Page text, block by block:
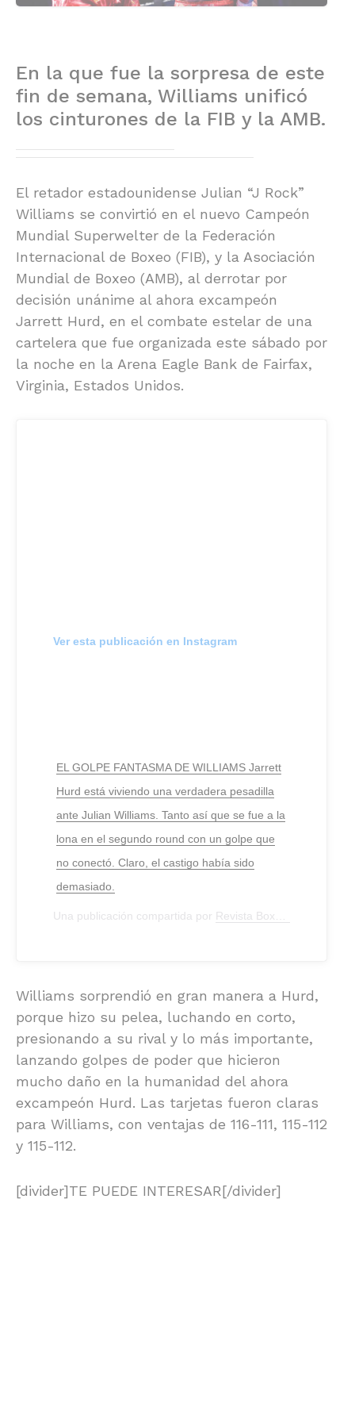
En la que fue la sorpresa de este
fin de semana, Williams unificó
los cinturones de la FIB y la AMB.
El retador estadounidense Julian “J Rock”
Williams se convirtió en el nuevo Campeón
Mundial Superwelter de la Federación
Internacional de Boxeo (FIB), y la Asociación
Mundial de Boxeo (AMB), al derrotar por
decisión unánime al ahora excampeón
Jarrett Hurd, en el combate estelar de una
cartelera que fue organizada este sábado por
la noche en la Arena Eagle Bank de Fairfax,
Virginia, Estados Unidos.
Ver esta publicación en Instagram
EL GOLPE FANTASMA DE WILLIAMS Jarrett
Hurd está viviendo una verdadera pesadilla
ante Julian Williams. Tanto así que se fue a la
lona en el segundo round con un golpe que
no conectó. Claro, el castigo había sido
demasiado.
Una publicación compartida por Revista Boxeadores
Williams sorprendió en gran manera a Hurd,
porque hizo su pelea, luchando en corto,
presionando a su rival y lo más importante,
lanzando golpes de poder que hicieron
mucho daño en la humanidad del ahora
excampeón Hurd. Las tarjetas fueron claras
para Williams, con ventajas de 116-111, 115-112
y 115-112.
[divider]TE PUEDE INTERESAR[/divider]